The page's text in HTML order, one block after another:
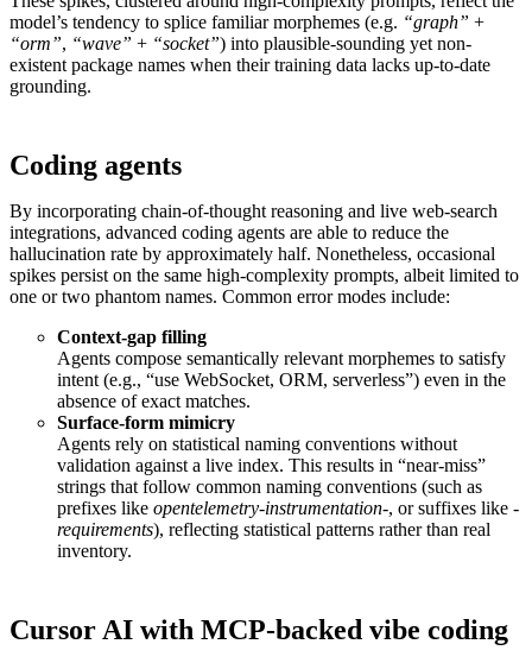
model’s tendency to splice familiar morphemes (e.g. “graph” +
“orm”, “wave” + “socket”) into plausible-sounding yet non-
existent package names when their training data lacks up-to-date
grounding.
Coding agents
By incorporating chain-of-thought reasoning and live web-search
integrations, advanced coding agents are able to reduce the
hallucination rate by approximately half. Nonetheless, occasional
spikes persist on the same high-complexity prompts, albeit limited to
one or two phantom names. Common error modes include:
Context-gap filling
Agents compose semantically relevant morphemes to satisfy
intent (e.g., “use WebSocket, ORM, serverless”) even in the
absence of exact matches.
Surface-form mimicry
Agents rely on statistical naming conventions without
validation against a live index. This results in “near-miss”
strings that follow common naming conventions (such as
prefixes like opentelemetry-instrumentation-, or suffixes like -
requirements), reflecting statistical patterns rather than real
inventory.
Cursor AI with MCP-backed vibe coding